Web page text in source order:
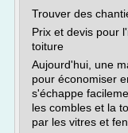
Trouver des
Prix et devis pour
toiture
Aujourd'hui, une
pour économiser
s'échappe
les combles et la
par les vitres et